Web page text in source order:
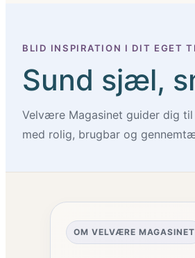
BLID INSPIRATION I DIT EGET
Sund sjæl,
Velvære Magasinet guider dig
med rolig, brugbar og
OM VELVÆRE MAGASINET